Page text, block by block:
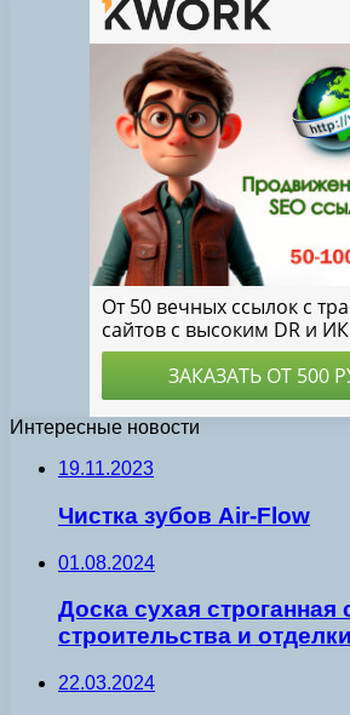
Интересные новости
19.11.2023
Чистка зубов Air-Flow
01.08.2024
Доска сухая строганная
строительства и отделки
22.03.2024